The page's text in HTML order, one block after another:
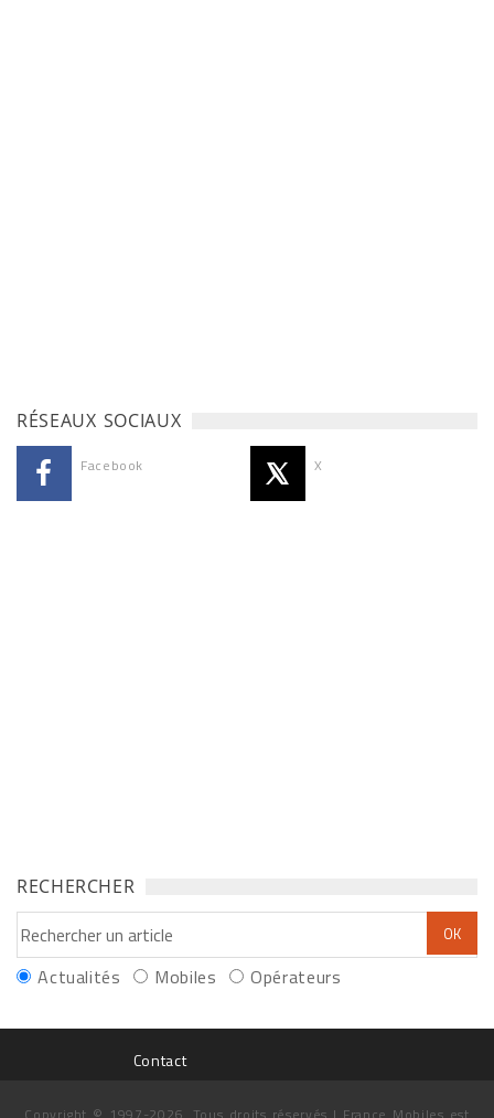
RÉSEAUX SOCIAUX
Facebook X
RECHERCHER
Actualités Mobiles Opérateurs
Contact